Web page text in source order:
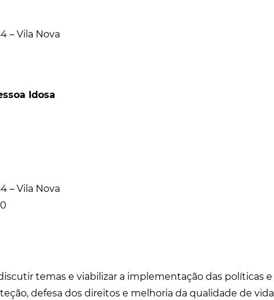
– Vila Nova
Idosa
– Vila Nova
temas e viabilizar a implementação das políticas e
defesa dos direitos e melhoria da qualidade de vida